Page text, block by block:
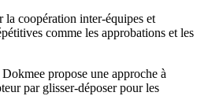
la coopération inter-équipes et
comme les approbations et les
propose une approche à
par glisser-déposer pour les